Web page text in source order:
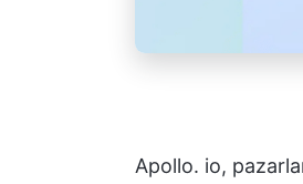
Apollo. io,